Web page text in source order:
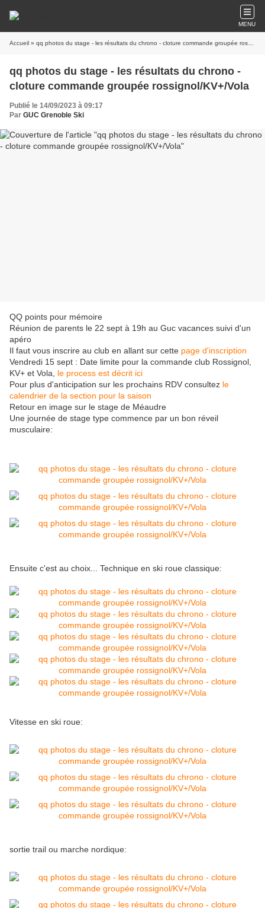
MENU
Accueil » qq photos du stage - les résultats du chrono - cloture commande groupée rossignol/KV+/Vola
qq photos du stage - les résultats du chrono -
cloture commande groupée rossignol/KV+/Vola
Publié le 14/09/2023 à 09:17
Par GUC Grenoble Ski
QQ points pour mémoire
Réunion de parents le 22 sept à 19h au Guc vacances suivi d'un
apéro
Il faut vous inscrire au club en allant sur cette page d'inscription
Vendredi 15 sept : Date limite pour la commande club Rossignol,
KV+ et Vola, le process est décrit ici
Pour plus d'anticipation sur les prochains RDV consultez le
calendrier de la section pour la saison
Retour en image sur le stage de Méaudre
Une journée de stage type commence par un bon réveil
musculaire:
Ensuite c'est au choix... Technique en ski roue classique:
Vitesse en ski roue:
sortie trail ou marche nordique: